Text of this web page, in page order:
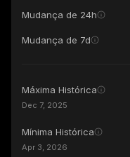
Mudança de 24h
Mudança de 7d
Máxima Histórica
Dec 7, 2025
Mínima Histórica
Apr 3, 2026